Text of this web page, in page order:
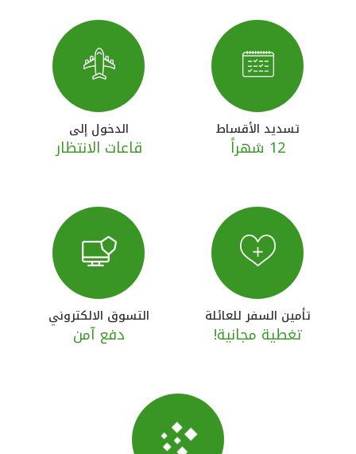
ماليزيا
تركيا
مصر
مملكة البحرين
تسديد الأقساط
12 شهراً
الدخول إلى
قاعات الانتظار
تأمين السفر للعائلة
تغطية مجانية!
التسوق الالكتروني
دفع آمن